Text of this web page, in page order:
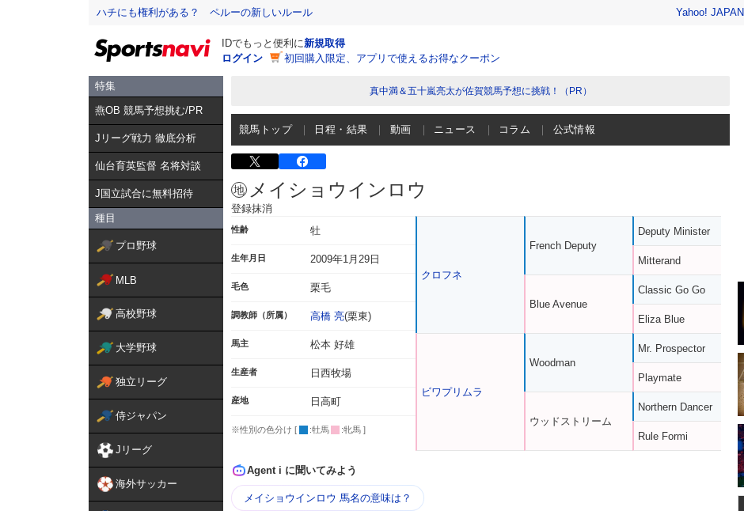
ハチにも権利がある？ ペルーの新しいルール Yahoo! JAPAN
IDでもっと便利に新規取得
ログイン
初回購入限定、アプリで使えるお得なクーポン
特集
燕OB 競馬予想挑む/PR
Jリーグ戦力 徹底分析
仙台育英監督 名将対談
J国立試合に無料招待
種目
プロ野球
MLB
高校野球
大学野球
独立リーグ
侍ジャパン
Jリーグ
海外サッカー
真中満＆五十嵐亮太が佐賀競馬予想に挑戦！（PR）
競馬トップ 日程・結果 動画 ニュース コラム 公式情報
メイショウインロウ
登録抹消
性齢 牡
生年月日 2009年1月29日
毛色 栗毛
調教師（所属） 高橋 亮(栗東)
馬主 松本 好雄
生産者 日西牧場
産地 日高町
※性別の色分け [ :牡馬 :牝馬 ]
クロフネ
ビワプリムラ
French Deputy
Blue Avenue
Woodman
ウッドストリーム
Deputy Minister
Mitterand
Classic Go Go
Eliza Blue
Mr. Prospector
Playmate
Northern Dancer
Rule Formi
Agent i に聞いてみよう
メイショウインロウ 馬名の意味は？